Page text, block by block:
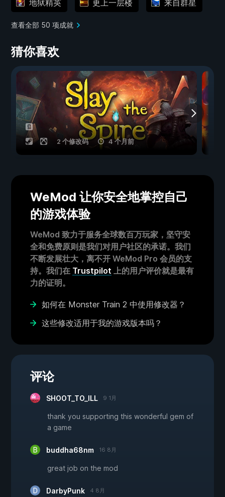
地狱精英 更上一层楼 来自群星
查看全部 50 项成就
猜你喜欢
2 个修改码 4 个月前
WeMod 让你安全地掌控自己
的游戏体验
WeMod 致力于服务全球数百万玩家，坚守安
全和免费原则是我们对用户社区的承诺。我们
不断发展壮大，离不开 WeMod Pro 会员的支
持。我们在 Trustpilot 上的用户评价就是最有
力的证明。
如何在 Monster Train 2 中使用修改器？
这些修改适用于我的游戏版本吗？
评论
SHOOT_TO_ILL 9 1月
thank you supporting this wonderful gem of
a game
buddha68nm 16 8月
great job on the mod
DarbyPunk 4 8月